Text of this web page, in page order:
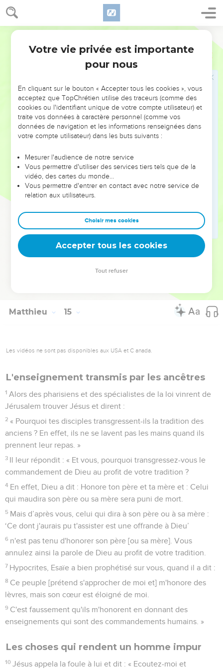
Matthieu 14
28 Pierre lui répondit : « Seigneur, si c'est toi, ordonne-moi
29
marcha sur l'eau pour aller vers Jésus,
mais, voyant que le vent était fort, il eut peur et, comme il
commençait à s'enfoncer, il s'écria : « Seigneur, sauve-moi ! »
Aussitôt Jésus tendit la main, l’empoigna et lui dit :
« Homme de peu de foi, pourquoi as-tu douté ? »
Ils montèrent dans la barque, et le vent tomba.
Ceux qui étaient dans la barque vinrent se prosterner
Jésus guérit les malades dans la région de
Génésareth
34
Génésareth.
Les habitants de cet endroit reconnurent Jésus ; ils
envoyèrent des messagers dans tous les environs et on lui
amena tous les malades.
Ils le suppliaient de leur permettre seulement de toucher
Matthieu 15
Les vidéos ne sont pas disponibles aux USA et C anada.
L'enseignement transmis par les ancêtres
1 Alors des pharisiens et des spécialistes de la loi vinrent de
Jérusalem trouver Jésus et dirent :
2 « Pourquoi tes disciples transgressent-ils la tradition des
anciens ? En effet, ils ne se lavent pas les mains quand ils
prennent leur repas. »
3 Il leur répondit : « Et vous, pourquoi transgressez-vous le
commandement de Dieu au profit de votre tradition ?
4 En effet, Dieu a dit : Honore ton père et ta mère et : Celui
qui maudira son père ou sa mère sera puni de mort.
5 Mais d’après vous, celui qui dira à son père ou à sa mère :
‘Ce dont j'aurais pu t'assister est une offrande à Dieu’
6 n'est pas tenu d'honorer son père [ou sa mère]. Vous
annulez ainsi la parole de Dieu au profit de votre tradition.
7 Hypocrites, Esaïe a bien prophétisé sur vous, quand il a dit :
8 Ce peuple [prétend s'approcher de moi et] m'honore des
lèvres, mais son cœur est éloigné de moi.
9 C'est faussement qu'ils m'honorent en donnant des
enseignements qui sont des commandements humains. »
Les choses qui rendent un homme impur
10 Jésus appela la foule à lui et dit : « Ecoutez-moi et
Votre vie privée est importante
pour nous
En cliquant sur le bouton « Accepter tous les cookies », vous
acceptez que TopChrétien utilise des traceurs (comme des
cookies ou l'identifiant unique de votre compte utilisateur) et
traite vos données à caractère personnel (comme vos
données de navigation et les informations renseignées dans
votre compte utilisateur) dans les buts suivants :
Mesurer l'audience de notre service
Vous permettre d'utiliser des services tiers tels que de la
vidéo, des cartes du monde…
Vous permettre d'entrer en contact avec notre service de
relation aux utilisateurs.
Choisir mes cookies
Accepter tous les cookies
Tout refuser